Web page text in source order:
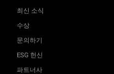
최신 소식
수상
문의하기
ESG 헌신
파트너사